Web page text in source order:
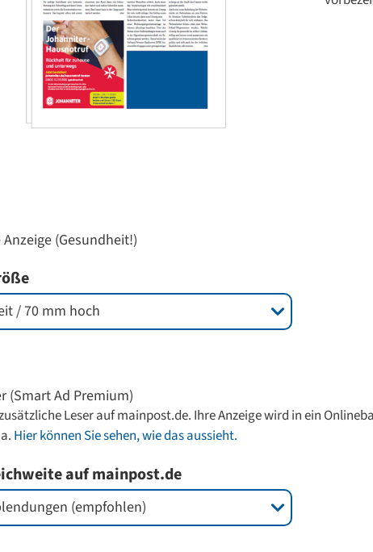
(Gesundheit!)
(Smart Ad Premium)
Leser auf mainpost.de. Ihre Anzeige wird in ein
Hier können Sie sehen, wie das aussieht.
auf mainpost.de